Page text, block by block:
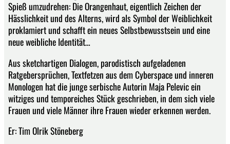
Spieß umzudrehen: Die Orangenhaut, eigentlich Zeichen der
Hässlichkeit und des Alterns, wird als Symbol der Weiblichkeit
proklamiert und schafft ein neues Selbstbewusstsein und eine
neue weibliche Identität…
Aus sketchartigen Dialogen, parodistisch aufgeladenen
Ratgebersprüchen, Textfetzen aus dem Cyberspace und inneren
Monologen hat die junge serbische Autorin Maja Pelevic ein
witziges und temporeiches Stück geschrieben, in dem sich viele
Frauen und viele Männer ihre Frauen wieder erkennen werden.
Er: Tim Olrik Stöneberg